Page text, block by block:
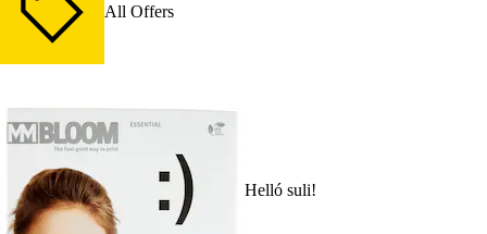
All Offers
Helló suli!